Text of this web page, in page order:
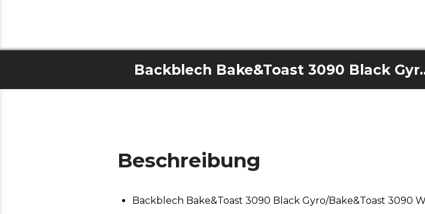
Backblech
Beschreibung
Backblech Bake&Toast 3090 Black Gyro/Bake&Toast 3090